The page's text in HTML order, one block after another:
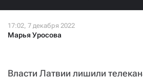
Марья Уросова
Власти Латвии лишили